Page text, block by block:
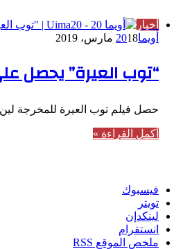
أخبار
أويما2018 مارس، 2019
“توب العيرة” يحصل
حصل فيلم توب العيرة للمخرجة
أكمل القراءة »
فيسبوك
تويتر
لينكدإن
انستقرام
ملخص الموقع RSS